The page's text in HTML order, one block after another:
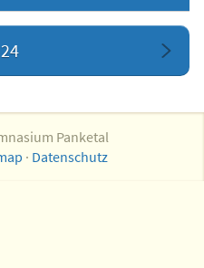
Panketal
· Datenschutz